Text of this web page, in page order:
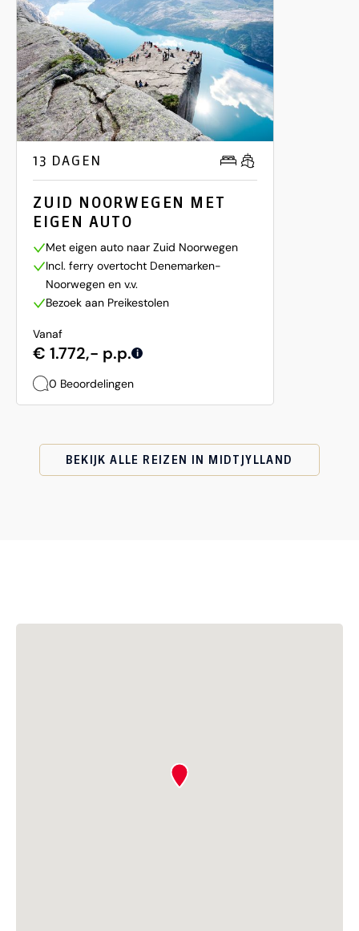
13 DAGEN
ZUID NOORWEGEN MET
EIGEN AUTO
Met eigen auto naar Zuid Noorwegen
Incl. ferry overtocht Denemarken-
Noorwegen en v.v.
Bezoek aan Preikestolen
Vanaf
€ 1.772,- p.p. i
0 Beoordelingen
BEKIJK ALLE REIZEN IN MIDTJYLLAND